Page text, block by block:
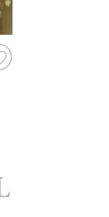
alles om het
naar
wij
artikelen en laat
gebruik van de
plezier met
geweldige tijd